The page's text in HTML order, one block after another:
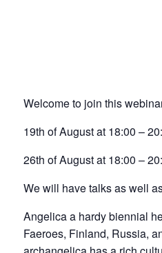
Welcome to join this
19th of August at 18:00 –
26th of August at 18:00 –
We will have talks as well
Angelica a hardy biennial
Faeroes, Finland, Russia,